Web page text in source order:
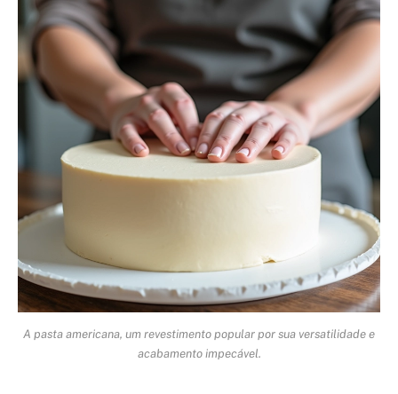
A pasta americana, um revestimento popular por sua versatilidade e
acabamento impecável.